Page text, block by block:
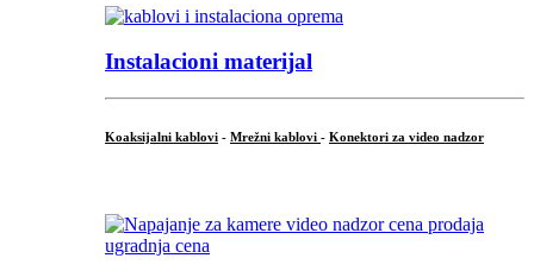
Instalacioni materijal
Koaksijalni kablovi - Mrežni kablovi - Konektori za video nadzor